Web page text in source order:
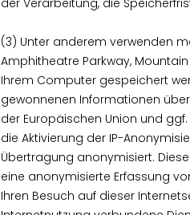
der Verarbeitung, die
(3) Unter anderem verwenden
Amphitheatre Parkway,
Ihrem Computer gespeichert
gewonnenen Informationen
der Europäischen Union und
die Aktivierung der IP-
Übertragung anonymisiert.
eine anonymisierte Erfassung
Ihren Besuch auf dieser